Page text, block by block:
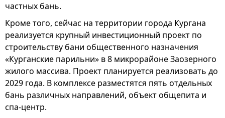
частных бань.
Кроме того, сейчас на территории города Кургана
реализуется крупный инвестиционный проект по
строительству бани общественного назначения
«Курганские парильни» в 8 микрорайоне Заозерного
жилого массива. Проект планируется реализовать до
2029 года. В комплексе разместятся пять отдельных
бань различных направлений, объект общепита и
спа-центр.